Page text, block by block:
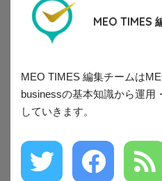
MEO TIMES
MEO TIMES 編集チームは
businessの基本知識から運用
していきます。